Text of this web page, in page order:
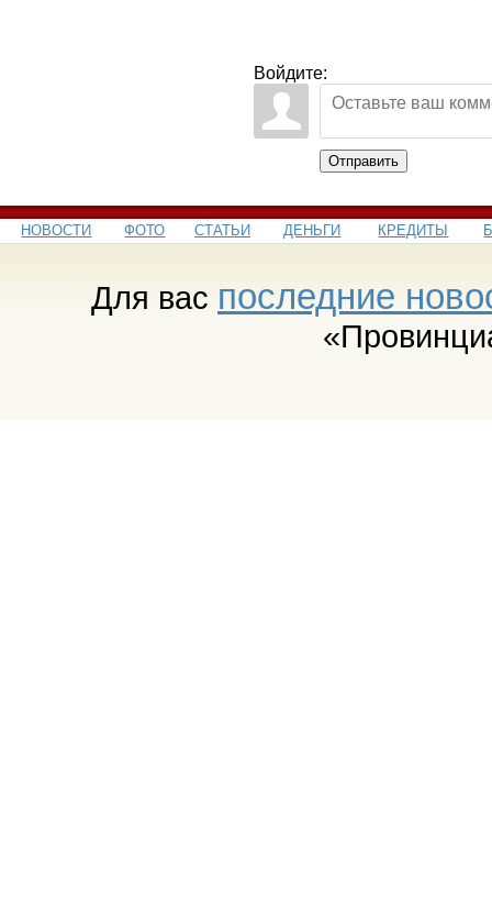
Войдите:
Отправить
НОВОСТИ ФОТО СТАТЬИ ДЕНЬГИ КРЕДИТЫ
Для вас последние